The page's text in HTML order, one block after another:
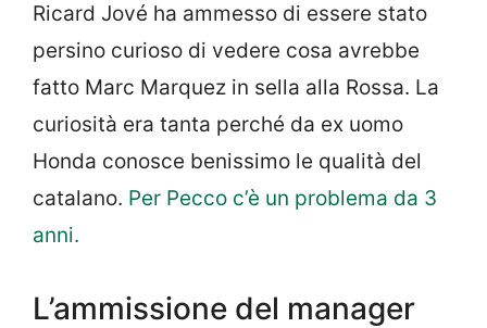
Ricard Jové ha ammesso di essere stato
persino curioso di vedere cosa avrebbe
fatto Marc Marquez in sella alla Rossa. La
curiosità era tanta perché da ex uomo
Honda conosce benissimo le qualità del
catalano. Per Pecco c’è un problema da 3
anni.
L’ammissione del manager